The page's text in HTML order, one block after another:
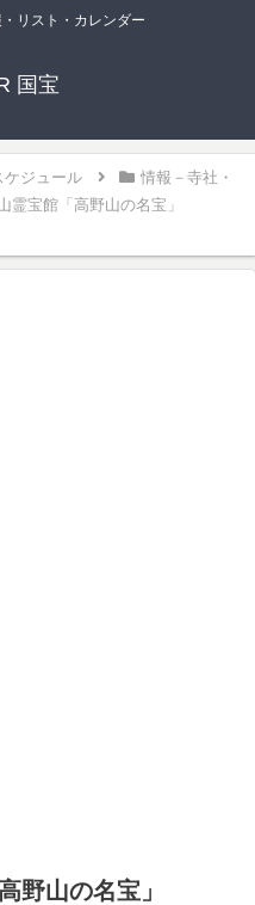
リスト・カレンダー
国宝
ケジュール
情報－寺社・
霊宝館「高野山の名宝」
野山の名宝」